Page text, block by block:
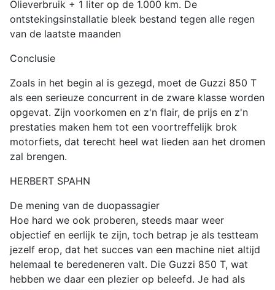
Olieverbruik + 1 liter op de 1.000 km. De
ontstekingsinstallatie bleek bestand tegen alle regen
van de laatste maanden
Conclusie
Zoals in het begin al is gezegd, moet de Guzzi 850 T
als een serieuze concurrent in de zware klasse worden
opgevat. Zijn voorkomen en z'n flair, de prijs en z'n
prestaties maken hem tot een voortreffelijk brok
motorfiets, dat terecht heel wat lieden aan het dromen
zal brengen.
HERBERT SPAHN
De mening van de duopassagier
Hoe hard we ook proberen, steeds maar weer
objectief en eerlijk te zijn, toch betrap je als testteam
jezelf erop, dat het succes van een machine niet altijd
helemaal te beredeneren valt. Die Guzzi 850 T, wat
hebben we daar een plezier op beleefd. Je had als